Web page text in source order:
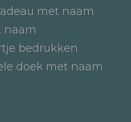
met naam
naam
bedrukken
doek met naam